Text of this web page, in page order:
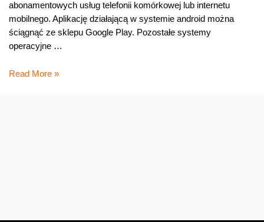
abonamentowych usług telefonii komórkowej lub internetu
mobilnego. Aplikację działającą w systemie android można
ściągnąć ze sklepu Google Play. Pozostałe systemy
operacyjne …
Darmowe
Read More »